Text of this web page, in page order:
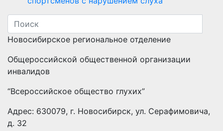
Новосибирское региональное отделение
Общероссийской общественной организации
инвалидов
“Всероссийское общество глухих”
Адрес: 630079, г. Новосибирск, ул. Серафимовича,
д. 32